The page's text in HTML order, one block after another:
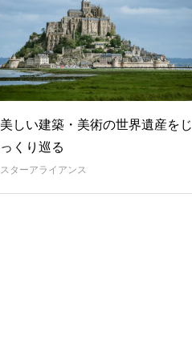
美しい建築・美術の世界遺産をじ
っくり巡る
スターアライアンス